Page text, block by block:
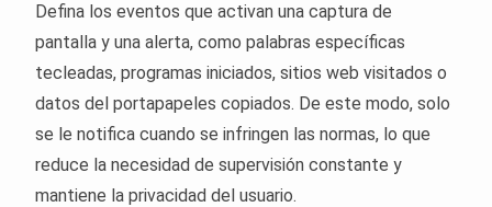
Defina los eventos que activan una captura de
pantalla y una alerta, como palabras específicas
tecleadas, programas iniciados, sitios web visitados o
datos del portapapeles copiados. De este modo, solo
se le notifica cuando se infringen las normas, lo que
reduce la necesidad de supervisión constante y
mantiene la privacidad del usuario.